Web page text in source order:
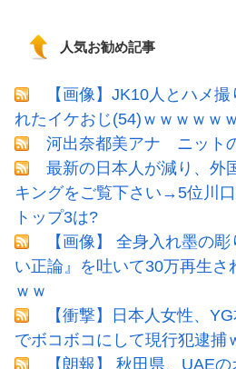
人気お勧め記事
【画像】JK10人とハメ
れたイケおじ(54)ｗｗｗｗｗ
河出奈都美アナ ニット
最新の日本人が減り、外
キングをご覧下さい→5位川
トップ3は?
【画像】 全身入れ墨の
い正論』を吐いて30万再生さ
ｗｗ
【衝撃】日本人女性、
でボコボコにして現行犯逮捕
【朗報】 秋田県、UAE